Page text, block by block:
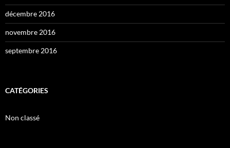
décembre 2016
novembre 2016
septembre 2016
CATÉGORIES
Non classé